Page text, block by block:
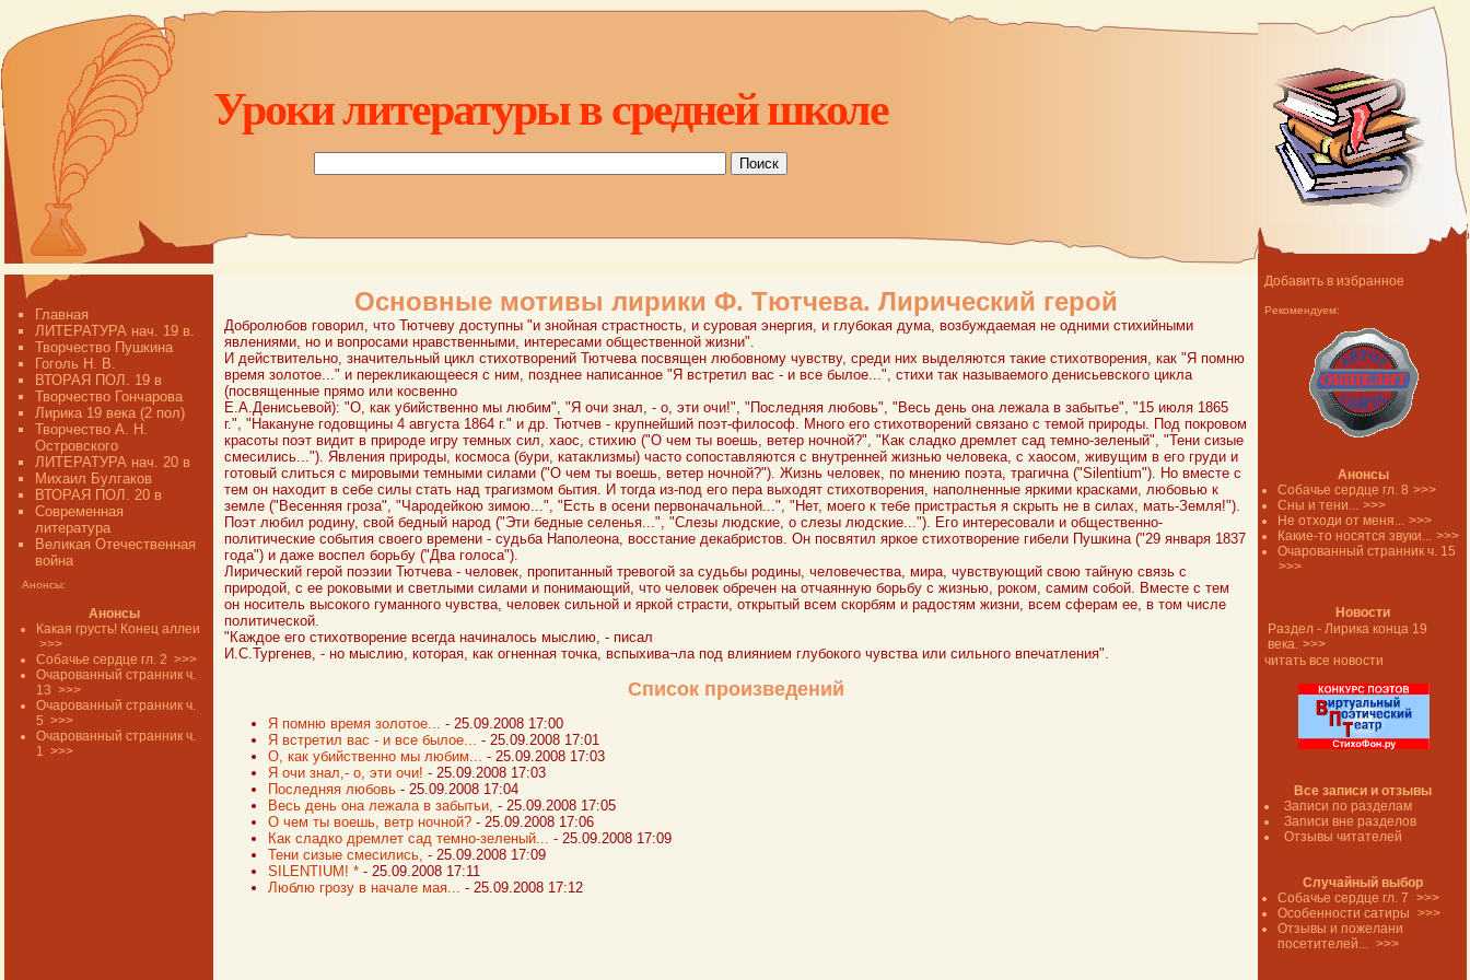
Уроки литературы в средней школе
Добавить в избранное
Рекомендуем:
Анонсы
Собачье сердце гл. 8 >>>
Сны и тени... >>>
Не отходи от меня... >>>
Какие-то носятся звуки... >>>
Очарованный странник ч. 15
>>>
Новости
Раздел - Лирика конца 19
века. >>>
читать все новости
Все записи и отзывы
Записи по разделам
Записи вне разделов
Отзывы читателей
Случайный выбор
Собачье сердце гл. 7 >>>
Особенности сатиры >>>
Отзывы и пожелани
посетителей... >>>
Главная
ЛИТЕРАТУРА нач. 19 в.
Творчество Пушкина
Гоголь Н. В.
ВТОРАЯ ПОЛ. 19 в
Творчество Гончарова
Лирика 19 века (2 пол)
Творчество А. Н.
Островского
ЛИТЕРАТУРА нач. 20 в
Михаил Булгаков
ВТОРАЯ ПОЛ. 20 в
Современная
литература
Великая Отечественная
война
Анонсы:
Анонсы
Какая грусть! Конец аллеи
>>>
Собачье сердце гл. 2 >>>
Очарованный странник ч.
13 >>>
Очарованный странник ч.
5 >>>
Очарованный странник ч.
1 >>>
Основные мотивы лирики Ф. Тютчева. Лирический герой
Добролюбов говорил, что Тютчеву доступны "и знойная страстность, и суровая энергия, и глубокая дума, возбуждаемая не одними стихийными
явлениями, но и вопросами нравственными, интересами общественной жизни".
И действительно, значительный цикл стихотворений Тютчева посвящен любовному чувству, среди них выделяются такие стихотворения, как "Я помню
время золотое..." и перекликающееся с ним, позднее написанное "Я встретил вас - и все былое...", стихи так называемого денисьевского цикла
(посвященные прямо или косвенно
Е.А.Денисьевой): "О, как убийственно мы любим", "Я очи знал, - о, эти очи!", "Последняя любовь", "Весь день она лежала в забытье", "15 июля 1865
г.", "Накануне годовщины 4 августа 1864 г." и др. Тютчев - крупнейший поэт-философ. Много его стихотворений связано с темой природы. Под покровом
красоты поэт видит в природе игру темных сил, хаос, стихию ("О чем ты воешь, ветер ночной?", "Как сладко дремлет сад темно-зеленый", "Тени сизые
смесились..."). Явления природы, космоса (бури, катаклизмы) часто сопоставляются с внутренней жизнью человека, с хаосом, живущим в его груди и
готовый слиться с мировыми темными силами ("О чем ты воешь, ветер ночной?"). Жизнь человек, по мнению поэта, трагична ("Silentium"). Но вместе с
тем он находит в себе силы стать над трагизмом бытия. И тогда из-под его пера выходят стихотворения, наполненные яркими красками, любовью к
земле ("Весенняя гроза", "Чародейкою зимою...", "Есть в осени первоначальной...", "Нет, моего к тебе пристрастья я скрыть не в силах, мать-Земля!").
Поэт любил родину, свой бедный народ ("Эти бедные селенья...", "Слезы людские, о слезы людские..."). Его интересовали и общественно-
политические события своего времени - судьба Наполеона, восстание декабристов. Он посвятил яркое стихотворение гибели Пушкина ("29 января 1837
года") и даже воспел борьбу ("Два голоса").
Лирический герой поэзии Тютчева - человек, пропитанный тревогой за судьбы родины, человечества, мира, чувствующий свою тайную связь с
природой, с ее роковыми и светлыми силами и понимающий, что человек обречен на отчаянную борьбу с жизнью, роком, самим собой. Вместе с тем
он носитель высокого гуманного чувства, человек сильной и яркой страсти, открытый всем скорбям и радостям жизни, всем сферам ее, в том числе
политической.
"Каждое его стихотворение всегда начиналось мыслию, - писал
И.С.Тургенев, - но мыслию, которая, как огненная точка, вспыхива¬ла под влиянием глубокого чувства или сильного впечатления".
Список произведений
Я помню время золотое... - 25.09.2008 17:00
Я встретил вас - и все былое... - 25.09.2008 17:01
О, как убийственно мы любим... - 25.09.2008 17:03
Я очи знал,- о, эти очи! - 25.09.2008 17:03
Последняя любовь - 25.09.2008 17:04
Весь день она лежала в забытьи, - 25.09.2008 17:05
О чем ты воешь, ветр ночной? - 25.09.2008 17:06
Как сладко дремлет сад темно-зеленый... - 25.09.2008 17:09
Тени сизые смесились, - 25.09.2008 17:09
SILENTIUM! * - 25.09.2008 17:11
Люблю грозу в начале мая... - 25.09.2008 17:12